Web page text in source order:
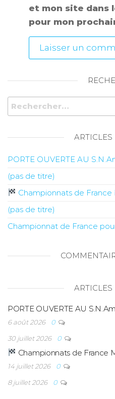
et mon site dans
pour mon
ARTICLES
PORTE OUVERTE AU
(pas de titre)
Championnats de France
(pas de titre)
Championnat de France
ARTICLES
PORTE OUVERTE AU
6 août 2026
0
30 juillet 2026
0
Championnats de France
14 juillet 2026
0
8 juillet 2026
0